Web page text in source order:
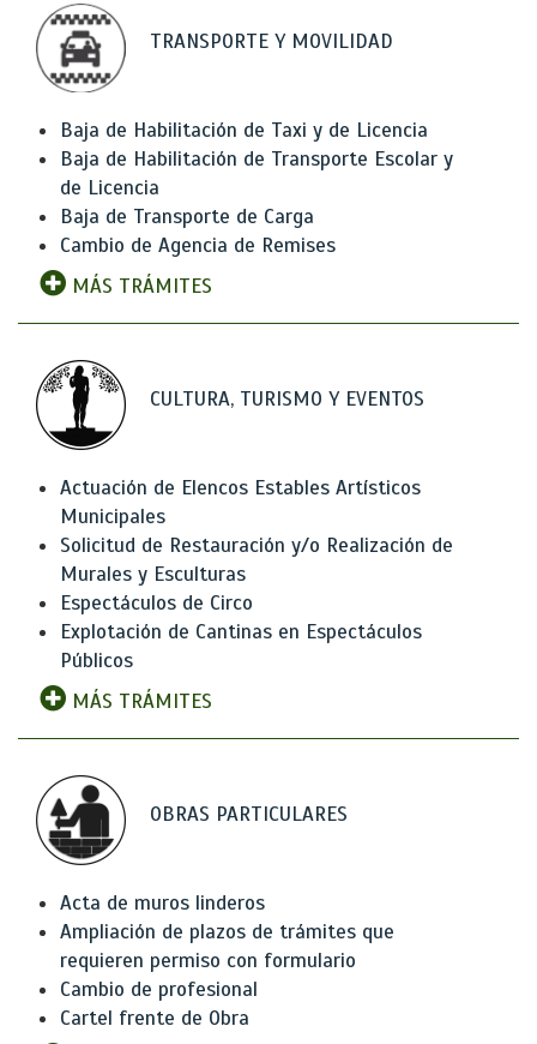
TRANSPORTE Y MOVILIDAD
Baja de Habilitación de Taxi y de Licencia
Baja de Habilitación de Transporte Escolar y
de Licencia
Baja de Transporte de Carga
Cambio de Agencia de Remises
MÁS TRÁMITES
CULTURA, TURISMO Y EVENTOS
Actuación de Elencos Estables Artísticos
Municipales
Solicitud de Restauración y/o Realización de
Murales y Esculturas
Espectáculos de Circo
Explotación de Cantinas en Espectáculos
Públicos
MÁS TRÁMITES
OBRAS PARTICULARES
Acta de muros linderos
Ampliación de plazos de trámites que
requieren permiso con formulario
Cambio de profesional
Cartel frente de Obra